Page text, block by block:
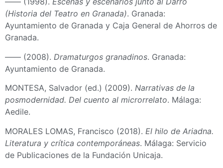
(Historia del Teatro en Granada). Granada:
Ayuntamiento de Granada y Caja General de Ahorros de
Granada.
–––– (2008). Dramaturgos granadinos. Granada:
Ayuntamiento de Granada.
MONTESA, Salvador (ed.) (2009). Narrativas de la
posmodernidad. Del cuento al microrrelato. Málaga:
Aedile.
MORALES LOMAS, Francisco (2018). El hilo de Ariadna.
Literatura y crítica contemporáneas. Málaga: Servicio
de Publicaciones de la Fundación Unicaja.